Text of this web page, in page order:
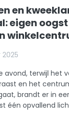
en
eigen
avond, terwijl het
en het
brandt er in
één opvallend